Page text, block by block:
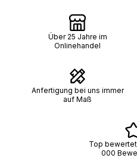
Über 25 Jahre im
Onlinehandel
Anfertigung bei uns immer
auf Maß
Top
000